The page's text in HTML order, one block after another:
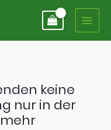
keine
nur in der